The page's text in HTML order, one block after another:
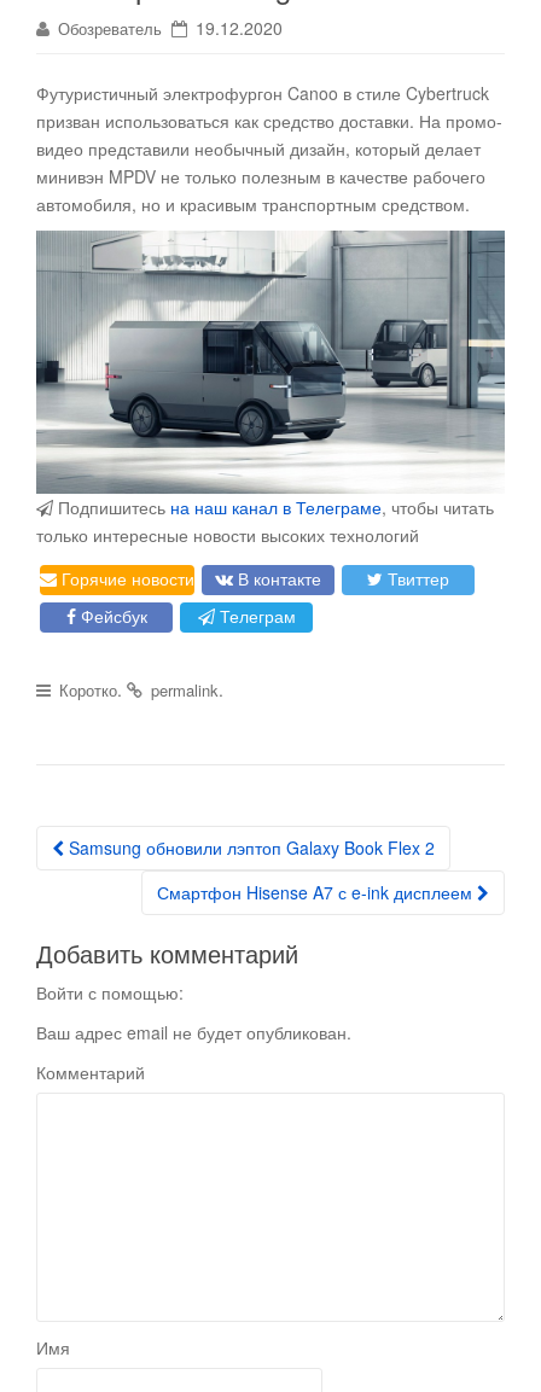
Обозреватель 19.12.2020
Футуристичный электрофургон Canoo в стиле Cybertruck
призван использоваться как средство доставки. На промо-
видео представили необычный дизайн, который делает
минивэн MPDV не только полезным в качестве рабочего
автомобиля, но и красивым транспортным средством.
Подпишитесь на наш канал в Телеграме, чтобы читать
только интересные новости высоких технологий
Горячие новости
В контакте
Твиттер
Фейсбук
Телеграм
Коротко. permalink.
Post navigation
Samsung обновили лэптоп Galaxy Book Flex 2
Смартфон Hisense A7 с e-ink дисплеем
Добавить комментарий
Войти с помощью:
Ваш адрес email не будет опубликован.
Комментарий
Имя